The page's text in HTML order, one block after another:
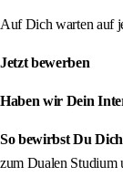
Auf Dich warten auf
Jetzt bewerben
Haben wir Dein
So bewirbst Du
zum Dualen Studium